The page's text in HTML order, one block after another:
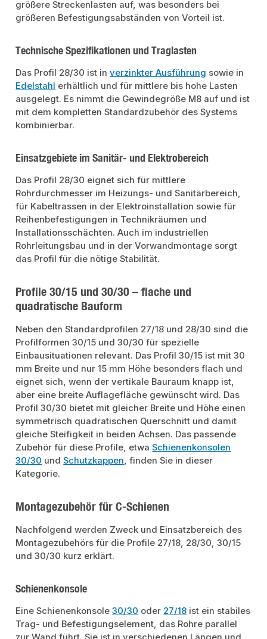
größere Streckenlasten auf, was besonders bei
größeren Befestigungsabständen von Vorteil ist.
Technische Spezifikationen und Traglasten
Das Profil 28/30 ist inverzinkter Ausführung sowie in
Edelstahl erhältlich und für mittlere bis hohe Lasten
ausgelegt. Es nimmt die Gewindegröße M8 auf und ist
mit dem kompletten Standardzubehör des Systems
kombinierbar.
Einsatzgebiete im Sanitär- und Elektrobereich
Das Profil 28/30 eignet sich für mittlere
Rohrdurchmesser im Heizungs- und Sanitärbereich,
für Kabeltrassen in der Elektroinstallation sowie für
Reihenbefestigungen in Technikräumen und
Installationsschächten. Auch im industriellen
Rohrleitungsbau und in der Vorwandmontage sorgt
das Profil für die nötige Stabilität.
Profile 30/15 und 30/30 – flache und
quadratische Bauform
Neben den Standardprofilen 27/18 und 28/30 sind die
Profilformen 30/15 und 30/30 für spezielle
Einbausituationen relevant. Das Profil 30/15 ist mit 30
mm Breite und nur 15 mm Höhe besonders flach und
eignet sich, wenn der vertikale Bauraum knapp ist,
aber eine breite Auflagefläche gewünscht wird. Das
Profil 30/30 bietet mit gleicher Breite und Höhe einen
symmetrisch quadratischen Querschnitt und damit
gleiche Steifigkeit in beiden Achsen. Das passende
Zubehör für diese Profile, etwaSchienenkonsolen
30/30 undSchutzkappen , finden Sie in dieser
Kategorie.
Montagezubehör für C-Schienen
Nachfolgend werden Zweck und Einsatzbereich des
Montagezubehörs für die Profile 27/18, 28/30, 30/15
und 30/30 kurz erklärt.
Schienenkonsole
Eine Schienenkonsole30/30 oder 27/18 ist ein stabiles
Trag- und Befestigungselement, das Rohre parallel